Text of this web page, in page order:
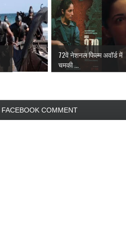
72वें नेशनल फिल्म अवॉर्ड में
चमकी ...
FACEBOOK COMMENT